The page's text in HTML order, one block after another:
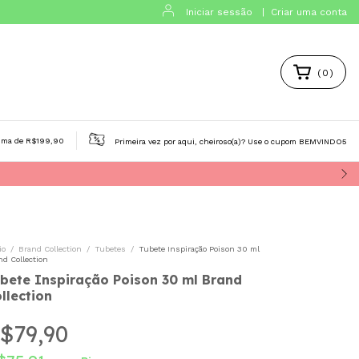
Iniciar sessão Criar uma conta
( 0 )
de cabelo Aura Beauty Victoria's Secret Isabelle
de R$199,90 Primeira vez por aqui, cheiroso(a)? Use o cupom BEMVINDO5
/ Brand Collection / Tubetes / Tubete Inspiração Poison 30 ml
Collection
Inspiração Poison 30 ml Brand